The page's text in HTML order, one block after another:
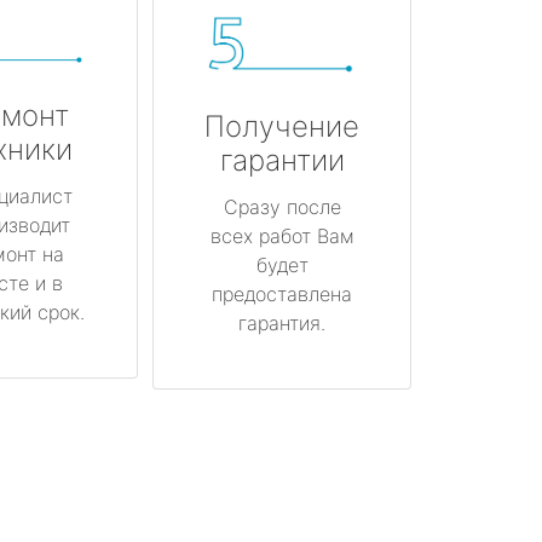
на
и в
срок.
Получение
гарантии
Сразу после
всех работ Вам
будет
предоставлена
гарантия.